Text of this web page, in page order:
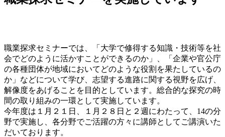
職業探求セミナーでは、「大学で修得する知識・技術等を社
会でどのように活かすことができるのか」、「企業や官公庁
の各種団体が地域においてどのような役割を果たしているの
か」などについて学び、志望する進路に関する視野を広げ、
解像度をあげることを目的としています。総合的な探究の時
間の取り組みの一環として実施しています。
今年度は１月２１日、１月２８日と２週にわたって、14の分
野で実施し、各分野でご活躍の方々に講師としてご講演いた
だいております。